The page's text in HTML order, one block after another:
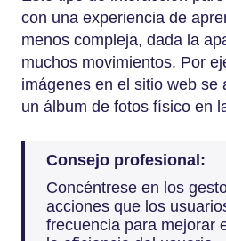
con una experiencia de
menos compleja, dada la
muchos movimientos. Por
imágenes en el sitio web se
un álbum de fotos físico en
Consejo profesional:
Concéntrese en los
acciones que los
frecuencia para mejorar